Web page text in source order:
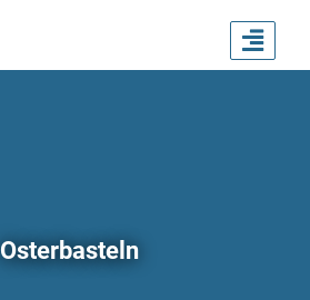
Osterbasteln